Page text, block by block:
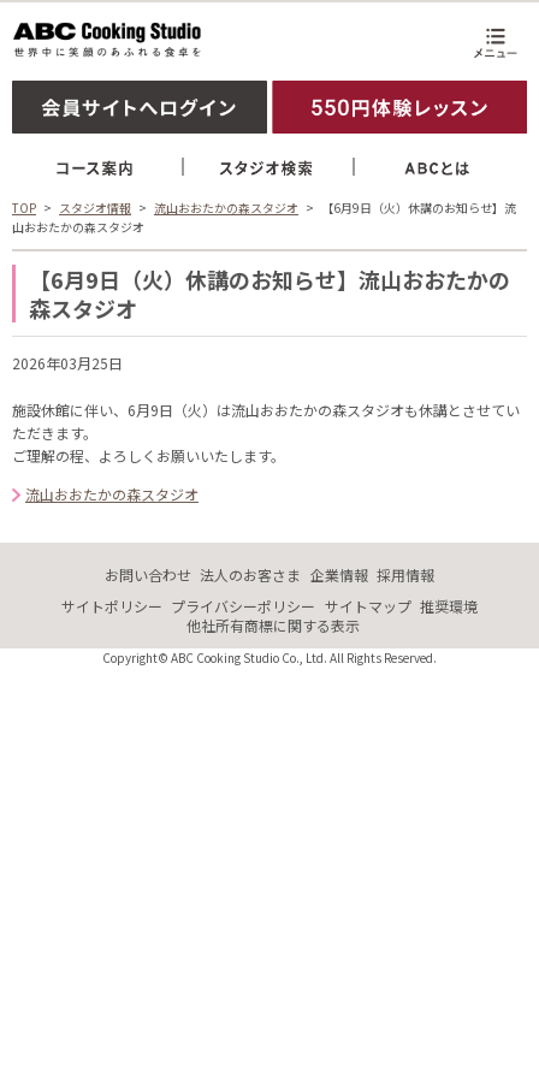
TOP スタジオ情報 流山おおたかの森スタジオ
【6月9日（火）休講のお知らせ】流
山おおたかの森スタジオ
【6月9日（火）休講のお知らせ】流山おおたかの
森スタジオ
2026年03月25日
施設休館に伴い、6月9日（火）は流山おおたかの森スタジオも休講とさせてい
ただきます。
ご理解の程、よろしくお願いいたします。
流山おおたかの森スタジオ
お問い合わせ 法人のお客さま 企業情報 採用情報
サイトポリシー プライバシーポリシー サイトマップ 推奨環境
他社所有商標に関する表示
Copyright© ABC Cooking Studio Co., Ltd. All Rights Reserved.